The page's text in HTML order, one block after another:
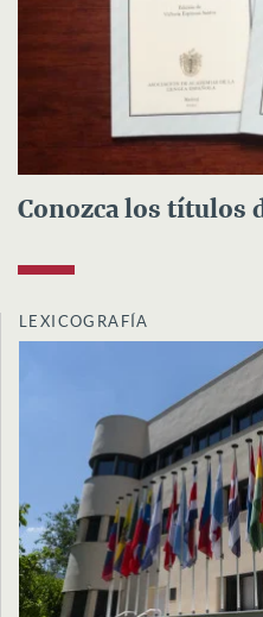
Conozca los títulos
LEXICOGRAFÍA